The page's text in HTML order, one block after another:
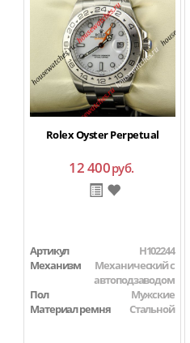
Rolex Oyster Perpetual
12 400руб.
Артикул
H102244
Механизм
Механический с
автоподзаводом
Пол
Мужские
Материал ремня
Стальной